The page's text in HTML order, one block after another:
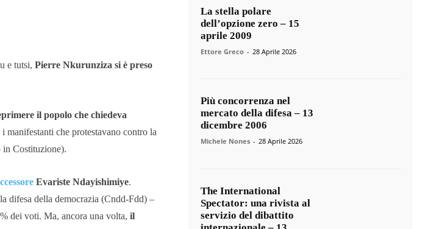
e tutsi, Pierre Nkurunziza si è preso
il popolo che chiedeva
che protestavano contro la
in Costituzione).
Evariste Ndayishimiye.
difesa della democrazia (Cndd-Fdd) –
dei voti. Ma, ancora una volta, il
La stella polare
dell’opzione zero – 15
aprile 2009
Ettore Greco - 28 Aprile 2026
Più concorrenza nel
mercato della difesa – 13
dicembre 2006
Michele Nones - 28 Aprile 2026
The International
Spectator: una rivista al
servizio del dibattito